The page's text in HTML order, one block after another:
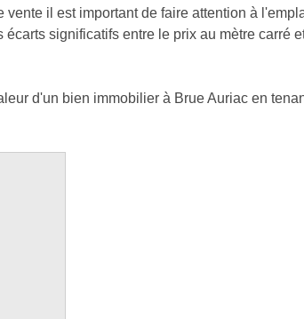
il est important de faire attention à
significatifs entre le prix au mètre carré
d'un bien immobilier à Brue Auriac en